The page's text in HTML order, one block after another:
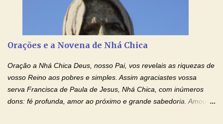
Jesus, que, pelo poder libertador e salvítico deste Sangue,
possamos nos livrar de toda opressão diabólica que possa estar
prejudicando a nossa família. Peço também que atenda, em
(apresente aqui o seu pedido...) Eu, desde já, agradeço de
coração, confiante que o Senhor me atenderá. Eu louvo o Pai por
ter nos dado o Senhor, Jesus, como presente de Páscoa. eu
agradeço de coração ao Espíri...
Orações e a Novena de Nhá Chica
Oração a Nhá Chica Deus, nosso Pai, vos revelais as riquezas de
vosso Reino aos pobres e simples. Assim agraciastes vossa
serva Francisca de Paula de Jesus, Nhá Chica, com inúmeros
dons: fé profunda, amor ao próximo e grande sabedoria. Amou a